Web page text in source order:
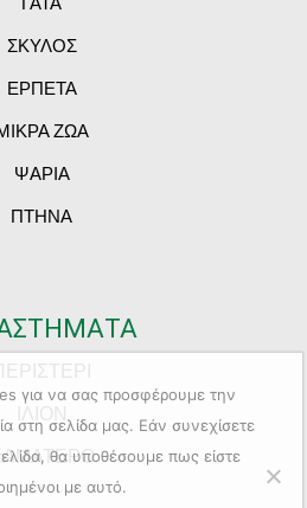
ΣΚΥΛΟΣ
ΕΡΠΕΤΑ
ΖΩΑ
ΨΑΡΙΑ
ΠΤΗΝΑ
για να σας προσφέρουμε την
στη σελίδα μας. Εάν συνεχίσετε
θα υποθέσουμε πως είστε
με αυτό.